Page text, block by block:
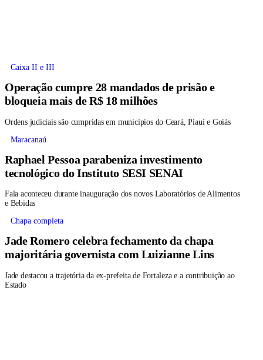
Caixa II e III
Operação cumpre 28 mandados de prisão e
bloqueia mais de R$ 18 milhões
Ordens judiciais são cumpridas em municípios do Ceará, Piauí e Goiás
Maracanaú
Raphael Pessoa parabeniza investimento
tecnológico do Instituto SESI SENAI
Fala aconteceu durante inauguração dos novos Laboratórios de Alimentos
e Bebidas
Chapa completa
Jade Romero celebra fechamento da chapa
majoritária governista com Luizianne Lins
Jade destacou a trajetória da ex-prefeita de Fortaleza e a contribuição ao
Estado